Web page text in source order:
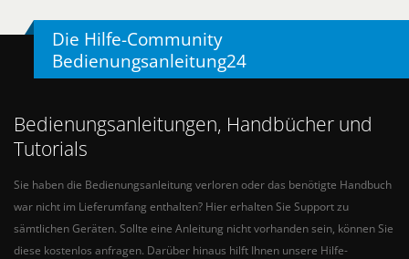
Die Hilfe-Community
Bedienungsanleitung24
Bedienungsanleitungen, Handbücher und
Tutorials
Sie haben die Bedienungsanleitung verloren oder das benötigte Handbuch
war nicht im Lieferumfang enthalten? Hier erhalten Sie Support zu
sämtlichen Geräten. Sollte eine Anleitung nicht vorhanden sein, können Sie
diese kostenlos anfragen. Darüber hinaus hilft Ihnen unsere Hilfe-